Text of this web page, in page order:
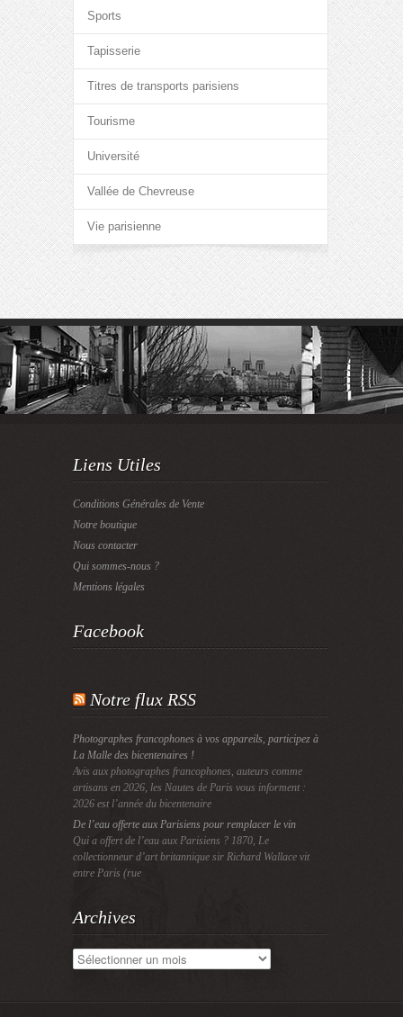
Sports
Tapisserie
Titres de transports parisiens
Tourisme
Université
Vallée de Chevreuse
Vie parisienne
Liens Utiles
Conditions Générales de Vente
Notre boutique
Nous contacter
Qui sommes-nous ?
Mentions légales
Facebook
Notre flux RSS
Photographes francophones à vos appareils, participez à
La Malle des bicentenaires !
Avis aux photographes francophones, auteurs comme
artisans en 2026, les Nautes de Paris vous informent :
2026 est l’année du bicentenaire
De l’eau offerte aux Parisiens pour remplacer le vin
Qui a offert de l’eau aux Parisiens ? 1870, Le
collectionneur d’art britannique sir Richard Wallace vit
entre Paris (rue
Archives
Archives